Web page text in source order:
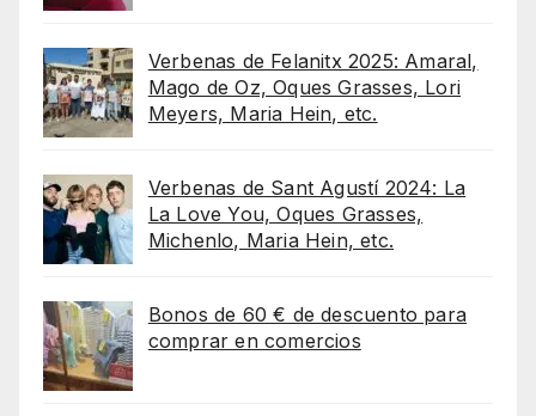
Verbenas de Felanitx 2025: Amaral,
Mago de Oz, Oques Grasses, Lori
Meyers, Maria Hein, etc.
Verbenas de Sant Agustí 2024: La
La Love You, Oques Grasses,
Michenlo, Maria Hein, etc.
Bonos de 60 € de descuento para
comprar en comercios